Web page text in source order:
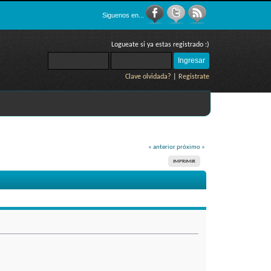
Siguenos en...
Logueate si ya estas registrado :)
Clave olvidada? Registrate
« anterior próximo »
IMPRIMIR